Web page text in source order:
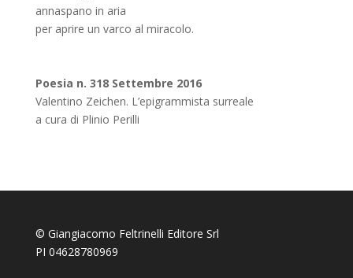
annaspano in aria
per aprire un varco al miracolo.
Poesia n. 318 Settembre 2016
Valentino Zeichen. L’epigrammista surreale
a cura di Plinio Perilli
© Giangiacomo Feltrinelli Editore Srl
PI 04628780969